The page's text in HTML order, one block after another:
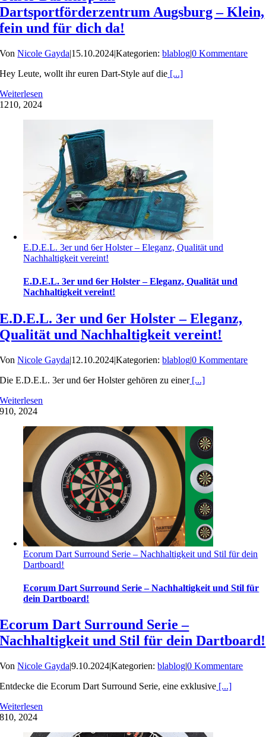
Dartsportförderzentrum Augsburg – Klein,
fein und für dich da!
VonNicole Gayda|15.10.2024|Kategorien:blablog|0 Kommentare
Hey Leute, wollt ihr euren Dart-Style auf die [...]
Weiterlesen
1210, 2024
E.D.E.L. 3er und 6er Holster – Eleganz, Qualität und
Nachhaltigkeit vereint!
E.D.E.L. 3er und 6er Holster – Eleganz, Qualität und
Nachhaltigkeit vereint!
E.D.E.L. 3er und 6er Holster – Eleganz,
Qualität und Nachhaltigkeit vereint!
VonNicole Gayda|12.10.2024|Kategorien:blablog|0 Kommentare
Die E.D.E.L. 3er und 6er Holster gehören zu einer[...]
Weiterlesen
910, 2024
Ecorum Dart Surround Serie – Nachhaltigkeit und Stil für dein
Dartboard!
Ecorum Dart Surround Serie – Nachhaltigkeit und Stil für
dein Dartboard!
Ecorum Dart Surround Serie –
Nachhaltigkeit und Stil für dein Dartboard!
VonNicole Gayda|9.10.2024|Kategorien:blablog|0 Kommentare
Entdecke die Ecorum Dart Surround Serie, eine exklusive [...]
Weiterlesen
810, 2024